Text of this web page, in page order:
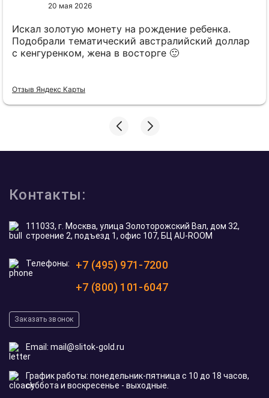
20 мая 2026
Искал золотую монету на рождение ребенка.
Подобрали тематический австралийский доллар
с кенгуренком, жена в восторге 🙂
Отзыв Яндекс Карты
Контакты:
111033, г. Москва, улица Золоторожский Вал, дом 32,
строение 2, подъезд 1, офис 107, БЦ AU-ROOM
Телефоны:
+7 (495) 971-7200
+7 (800) 101-6047
Заказать звонок
Email: mail@slitok-gold.ru
График работы: понедельник-пятница с 10 до 18 часов,
суббота и воскресенье - выходные.